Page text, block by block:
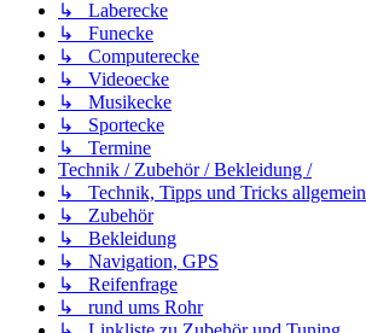
↳ Laberecke
↳ Funecke
↳ Computerecke
↳ Videoecke
↳ Musikecke
↳ Sportecke
↳ Termine
Technik / Zubehör / Bekleidung /
↳ Technik, Tipps und Tricks allgemein
↳ Zubehör
↳ Bekleidung
↳ Navigation, GPS
↳ Reifenfrage
↳ rund ums Rohr